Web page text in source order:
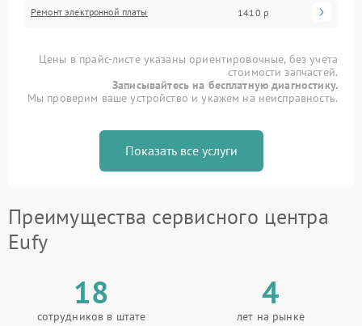
Ремонт электронной платы 1410 р
Цены в прайс-листе указаны ориентировочные, без учета
стоимости запчастей.
Записывайтесь на бесплатную диагностику.
Мы проверим ваше устройство и укажем на неисправность.
Показать все услуги
Преимущества сервисного центра
Eufy
18
сотрудников в штате
4
лет на рынке